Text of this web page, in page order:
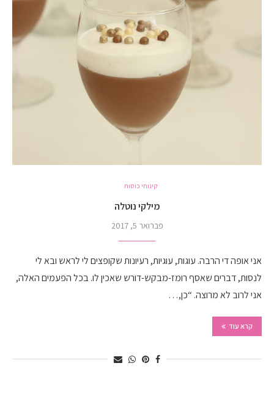
קינוחי כוסות
מילקי נוטלה
פברואר 5, 2017
אני אופה די הרבה. עוגות, עוגיות, רעיונות שקופצים לי לראש ובא לי
לנסות, דברים שאסף רומז-מבקש-דורש שאכין לו. בכל הפעמים האלה,
אני לרוב לא מרוצה. “כן,…
קרא עוד